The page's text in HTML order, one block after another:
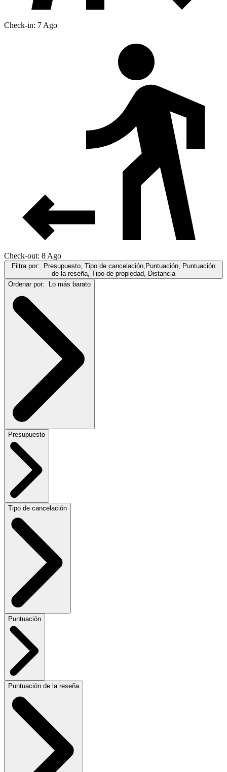
Check-in: 7 Ago
Check-out: 8 Ago
Filtra por:
Presupuesto, Tipo de cancelación,Puntuación, Puntuación
de la reseña, Tipo de propiedad, Distancia
Ordenar por:
Lo más barato
Presupuesto
Tipo de cancelación
Puntuación
Puntuación de la reseña